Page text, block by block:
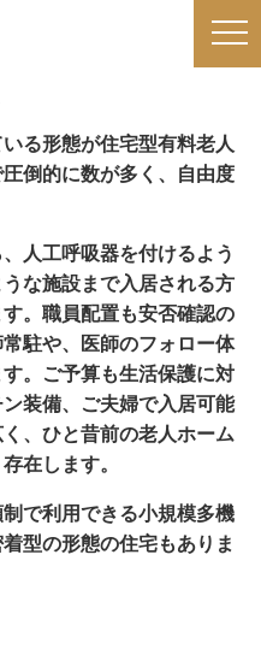
る形態が住宅型有料老人
倒的に数が多く、自由度
人工呼吸器を付けるよう
な施設まで入居される方
。職員配置も安否確認の
駐や、医師のフォロー体
。ご予算も生活保護に対
装備、ご夫婦で入居可能
、ひと昔前の老人ホーム
在します。
で利用できる小規模多機
型の形態の住宅もありま